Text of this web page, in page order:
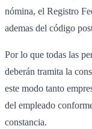
nómina, el Registro
ademas del código
Por lo que todas las
deberán tramita la
este modo tanto
del empleado
constancia.